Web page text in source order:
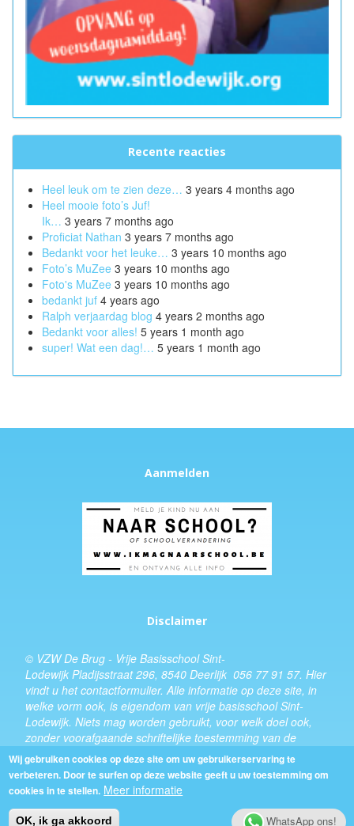
Recente reacties
Heel leuk om te zien deze… 3 years 4 months ago
Heel mooie foto’s Juf!
Ik… 3 years 7 months ago
Proficiat Nathan 3 years 7 months ago
Bedankt voor het leuke… 3 years 10 months ago
Foto’s MuZee 3 years 10 months ago
Foto's MuZee 3 years 10 months ago
bedankt juf 4 years ago
Ralph verjaardag blog 4 years 2 months ago
Bedankt voor alles! 5 years 1 month ago
super! Wat een dag!… 5 years 1 month ago
Aanmelden
Disclaimer
© VZW De Brug - Vrije Basisschool Sint-
Lodewijk Pladijsstraat 296, 8540 Deerlijk 056 77 91 57. Hier
vindt u hetcontactformulier. Alle informatie op deze site, in
welke vorm ook, is eigendom van vrije basisschool Sint-
Lodewijk. Niets mag worden gebruikt, voor welk doel ook,
zonder voorafgaande schriftelijke toestemming van de
schooldirecteur.
Design:Kevin Van Eenoo
WhatsApp ons!
Wij gebruiken cookies op deze site om uw gebruikerservaring te
verbeteren. Door te surfen op deze website geeft u uw toestemming om
cookies in te stellen. Meer informatie
OK, ik ga akkoord